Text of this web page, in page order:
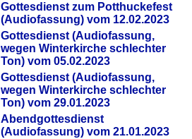
Gottesdienst zum Potthuckefest
(Audiofassung) vom 12.02.2023
Gottesdienst (Audiofassung,
wegen Winterkirche schlechter
Ton) vom 05.02.2023
Gottesdienst (Audiofassung,
wegen Winterkirche schlechter
Ton) vom 29.01.2023
Abendgottesdienst
(Audiofassung) vom 21.01.2023